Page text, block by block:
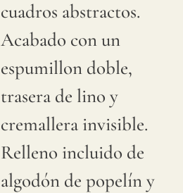
cuadros abstractos.
Acabado con un
espumillon doble,
trasera de lino y
cremallera invisible.
Relleno incluido de
algodón de popelín y